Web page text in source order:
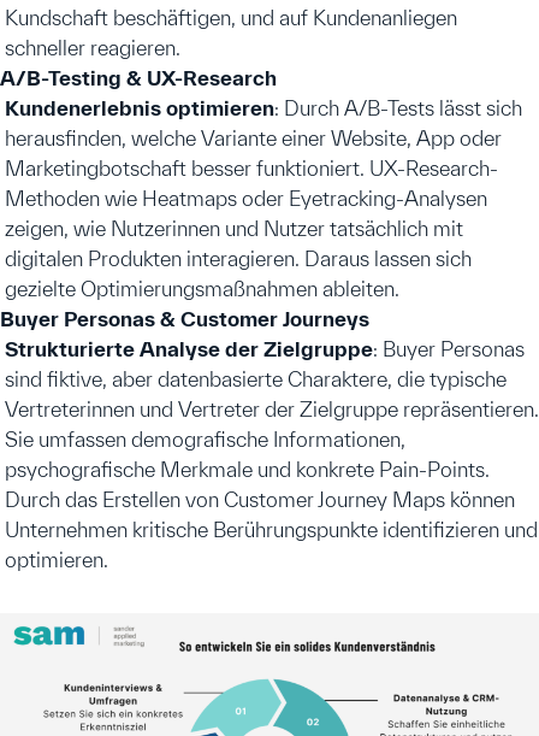
Kundschaft beschäftigen, und auf Kundenanliegen
schneller reagieren.
A/B-Testing & UX-Research
Kundenerlebnis optimieren: Durch A/B-Tests lässt sich
herausfinden, welche Variante einer Website, App oder
Marketingbotschaft besser funktioniert. UX-Research-
Methoden wie Heatmaps oder Eyetracking-Analysen
zeigen, wie Nutzerinnen und Nutzer tatsächlich mit
digitalen Produkten interagieren. Daraus lassen sich
gezielte Optimierungsmaßnahmen ableiten.
Buyer Personas & Customer Journeys
Strukturierte Analyse der Zielgruppe: Buyer Personas
sind fiktive, aber datenbasierte Charaktere, die typische
Vertreterinnen und Vertreter der Zielgruppe repräsentieren.
Sie umfassen demografische Informationen,
psychografische Merkmale und konkrete Pain-Points.
Durch das Erstellen von Customer Journey Maps können
Unternehmen kritische Berührungspunkte identifizieren und
optimieren.